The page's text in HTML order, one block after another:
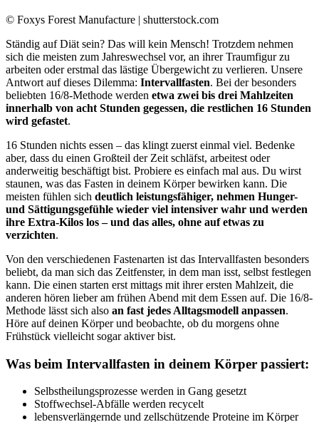
© Foxys Forest Manufacture | shutterstock.com
Ständig auf Diät sein? Das will kein Mensch! Trotzdem nehmen
sich die meisten zum Jahreswechsel vor, an ihrer Traumfigur zu
arbeiten oder erstmal das lästige Übergewicht zu verlieren. Unsere
Antwort auf dieses Dilemma: Intervallfasten. Bei der besonders
beliebten 16/8-Methode werden etwa zwei bis drei Mahlzeiten
innerhalb von acht Stunden gegessen, die restlichen 16 Stunden
wird gefastet.
16 Stunden nichts essen – das klingt zuerst einmal viel. Bedenke
aber, dass du einen Großteil der Zeit schläfst, arbeitest oder
anderweitig beschäftigt bist. Probiere es einfach mal aus. Du wirst
staunen, was das Fasten in deinem Körper bewirken kann. Die
meisten fühlen sich deutlich leistungsfähiger, nehmen Hunger-
und Sättigungsgefühle wieder viel intensiver wahr und werden
ihre Extra-Kilos los – und das alles, ohne auf etwas zu
verzichten.
Von den verschiedenen Fastenarten ist das Intervallfasten besonders
beliebt, da man sich das Zeitfenster, in dem man isst, selbst festlegen
kann. Die einen starten erst mittags mit ihrer ersten Mahlzeit, die
anderen hören lieber am frühen Abend mit dem Essen auf. Die 16/8-
Methode lässt sich also an fast jedes Alltagsmodell anpassen.
Höre auf deinen Körper und beobachte, ob du morgens ohne
Frühstück vielleicht sogar aktiver bist.
Was beim Intervallfasten in deinem Körper passiert:
Selbstheilungsprozesse werden in Gang gesetzt
Stoffwechsel-Abfälle werden recycelt
lebensverlängernde und zellschützende Proteine im Körper